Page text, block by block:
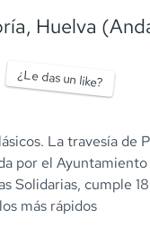
, Huelva
¿Le das un like?
La travesía de
por el
Solidarias, cumple
más rápidos